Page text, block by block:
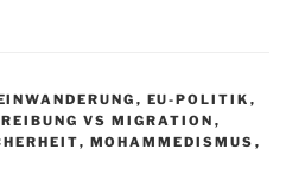
, EU-POLITIK ,
VS MIGRATION ,
, MOHAMMEDISMUS ,